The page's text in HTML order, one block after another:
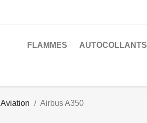
FLAMMES AUTOCOLLANTS
Aviation Airbus A350